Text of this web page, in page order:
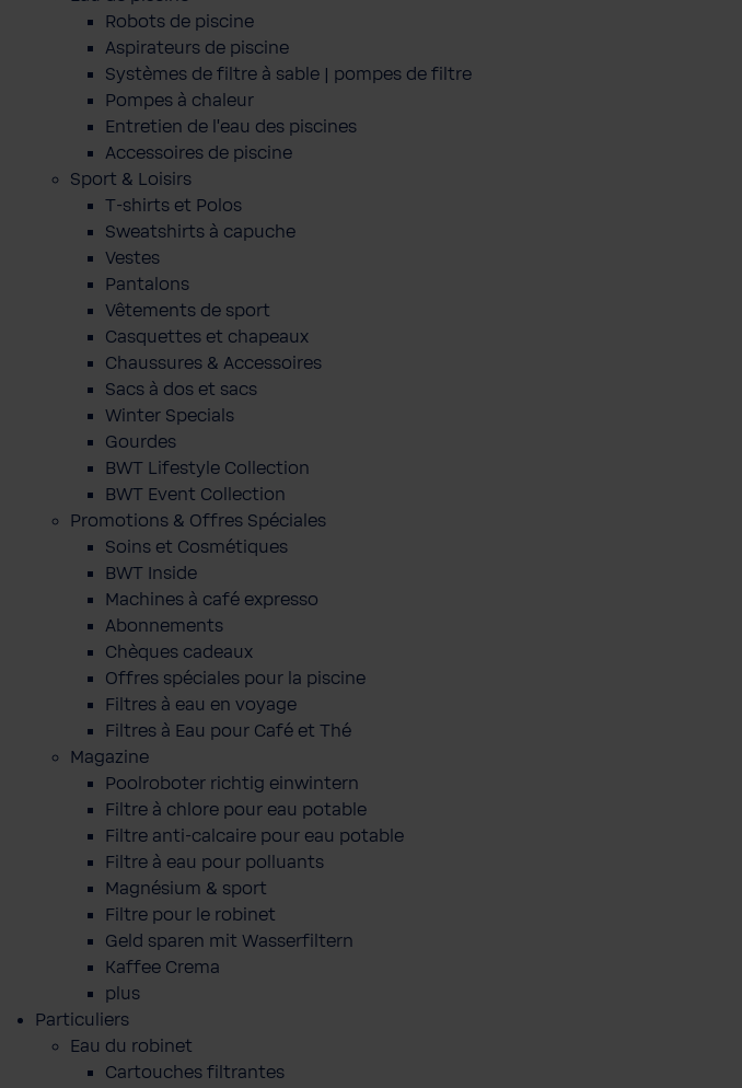
Robots de piscine
Aspirateurs de piscine
Systèmes de filtre à sable | pompes de filtre
Pompes à chaleur
Entretien de l'eau des piscines
Accessoires de piscine
Sport & Loisirs
T-shirts et Polos
Sweatshirts à capuche
Vestes
Pantalons
Vêtements de sport
Casquettes et chapeaux
Chaussures & Accessoires
Sacs à dos et sacs
Winter Specials
Gourdes
BWT Lifestyle Collection
BWT Event Collection
Promotions & Offres Spéciales
Soins et Cosmétiques
BWT Inside
Machines à café expresso
Abonnements
Chèques cadeaux
Offres spéciales pour la piscine
Filtres à eau en voyage
Filtres à Eau pour Café et Thé
Magazine
Poolroboter richtig einwintern
Filtre à chlore pour eau potable
Filtre anti-calcaire pour eau potable
Filtre à eau pour polluants
Magnésium & sport
Filtre pour le robinet
Geld sparen mit Wasserfiltern
Kaffee Crema
plus
Particuliers
Eau du robinet
Cartouches filtrantes